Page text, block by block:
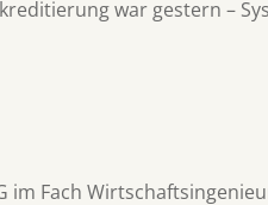
war gestern –
im Fach